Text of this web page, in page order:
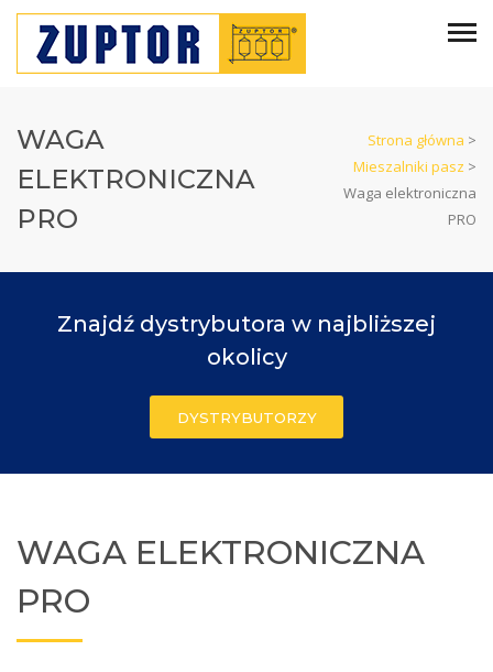
WAGA
ELEKTRONICZNA
PRO
Strona główna >
Mieszalniki pasz >
Waga elektroniczna
PRO
Znajdź dystrybutora w najbliższej
okolicy
DYSTRYBUTORZY
WAGA ELEKTRONICZNA
PRO